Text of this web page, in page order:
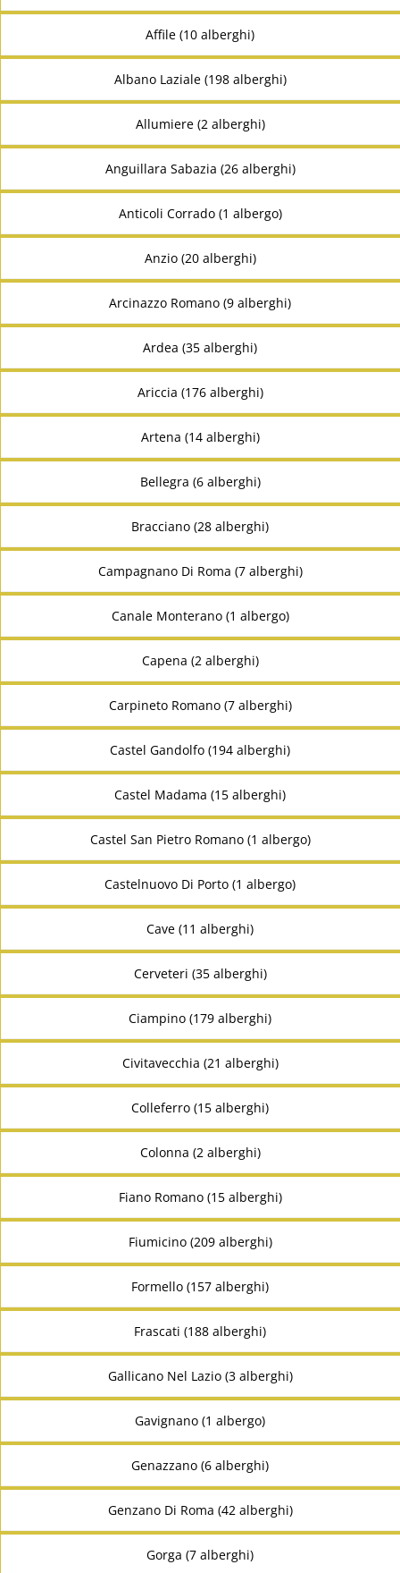
Affile (10 alberghi)
Albano Laziale (198 alberghi)
Allumiere (2 alberghi)
Anguillara Sabazia (26 alberghi)
Anticoli Corrado (1 albergo)
Anzio (20 alberghi)
Arcinazzo Romano (9 alberghi)
Ardea (35 alberghi)
Ariccia (176 alberghi)
Artena (14 alberghi)
Bellegra (6 alberghi)
Bracciano (28 alberghi)
Campagnano Di Roma (7 alberghi)
Canale Monterano (1 albergo)
Capena (2 alberghi)
Carpineto Romano (7 alberghi)
Castel Gandolfo (194 alberghi)
Castel Madama (15 alberghi)
Castel San Pietro Romano (1 albergo)
Castelnuovo Di Porto (1 albergo)
Cave (11 alberghi)
Cerveteri (35 alberghi)
Ciampino (179 alberghi)
Civitavecchia (21 alberghi)
Colleferro (15 alberghi)
Colonna (2 alberghi)
Fiano Romano (15 alberghi)
Fiumicino (209 alberghi)
Formello (157 alberghi)
Frascati (188 alberghi)
Gallicano Nel Lazio (3 alberghi)
Gavignano (1 albergo)
Genazzano (6 alberghi)
Genzano Di Roma (42 alberghi)
Gorga (7 alberghi)